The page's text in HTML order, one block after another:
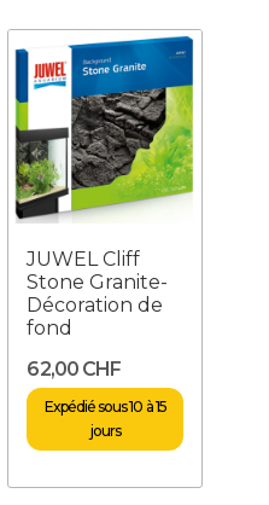
JUWEL Cliff
Stone Granite-
Décoration de
fond
62,00 CHF
Expédié sous 10 à 15
jours